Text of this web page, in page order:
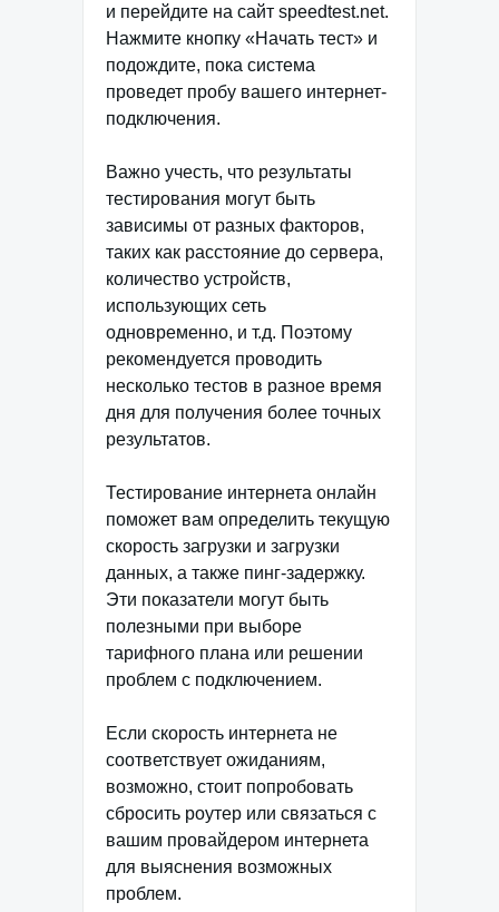
и перейдите на сайт speedtest.net.
Нажмите кнопку «Начать тест» и
подождите, пока система
проведет пробу вашего интернет-
подключения.
Важно учесть, что результаты
тестирования могут быть
зависимы от разных факторов,
таких как расстояние до сервера,
количество устройств,
использующих сеть
одновременно, и т.д. Поэтому
рекомендуется проводить
несколько тестов в разное время
дня для получения более точных
результатов.
Тестирование интернета онлайн
поможет вам определить текущую
скорость загрузки и загрузки
данных, а также пинг-задержку.
Эти показатели могут быть
полезными при выборе
тарифного плана или решении
проблем с подключением.
Если скорость интернета не
соответствует ожиданиям,
возможно, стоит попробовать
сбросить роутер или связаться с
вашим провайдером интернета
для выяснения возможных
проблем.